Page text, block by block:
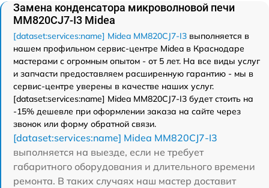
Замена конденсатора микроволновой печи
MM820CJ7-I3 Midea
[dataset:services:name] Midea MM820CJ7-I3 выполняется в
нашем профильном сервис-центре Midea в Краснодаре
мастерами с огромным опытом - от 5 лет. На все виды услуг
и запчасти предоставляем расширенную гарантию - мы в
сервис-центре уверены в качестве наших услуг.
[dataset:services:name] Midea MM820CJ7-I3 будет стоить на
-15% дешевле при оформлении заказа на сайте через
звонок или форму обратной связи.
[dataset:services:name] Midea MM820CJ7-I3
выполняется на выезде, если не требует
габаритного оборудования и длительного времени
ремонта. В таких случаях наш мастер доставит